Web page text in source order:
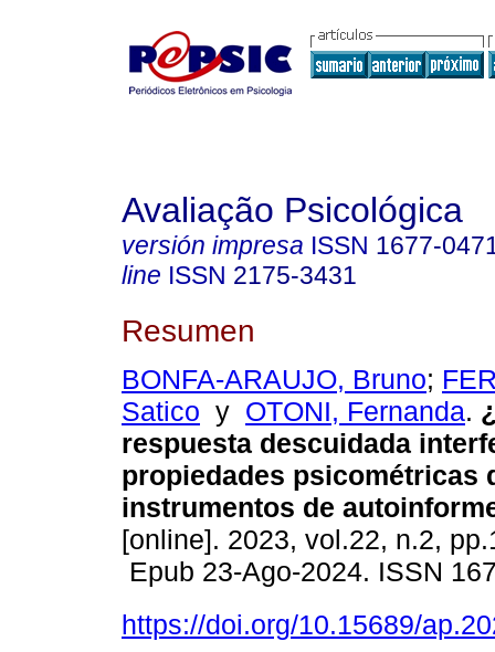
Avaliação Psicológica
versión impresa ISSN 1677-
line ISSN 2175-3431
Resumen
BONFA-ARAUJO, Bruno;
Satico y OTONI, Fernanda.
respuesta descuidada
propiedades psicométricas
instrumentos de
[online]. 2023, vol.22, n.2,
Epub 23-Ago-2024. ISSN
https://doi.org/10.15689/